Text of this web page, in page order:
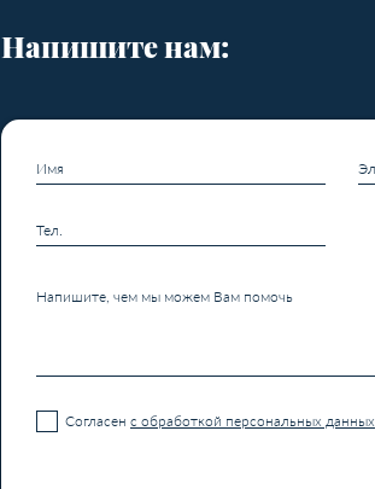
Напишите нам:
Согласен с обработкой персональных данных